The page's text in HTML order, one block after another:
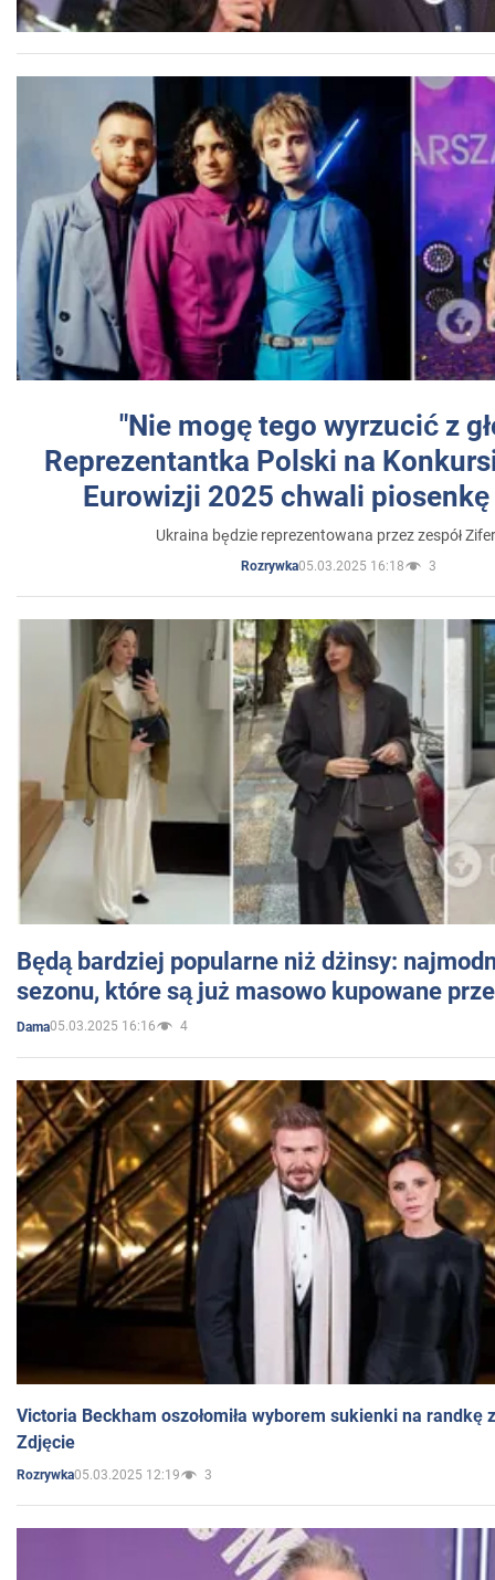
"Nie mogę tego wyrzucić z
Reprezentantka Polski na
Eurowizji 2025 chwali
Ukraina będzie reprezentowana przez zespół
Rozrywka05.03.2025 16:18 3
Będą bardziej popularne niż dżinsy:
sezonu, które są już masowo kupowane
Dama05.03.2025 16:16 4
Victoria Beckham oszołomiła wyborem sukienki na randkę
Zdjęcie
Rozrywka05.03.2025 12:19 3